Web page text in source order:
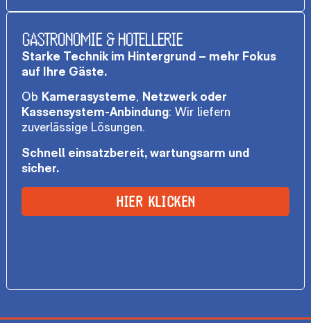
GASTRONOMIE & HOTELLERIE
Starke Technik im Hintergrund – mehr Fokus
auf Ihre Gäste.
Ob Kamerasysteme, Netzwerk oder
Kassensystem-Anbindung: Wir liefern
zuverlässige Lösungen.
Schnell einsatzbereit, wartungsarm und
sicher.
HIER KLICKEN